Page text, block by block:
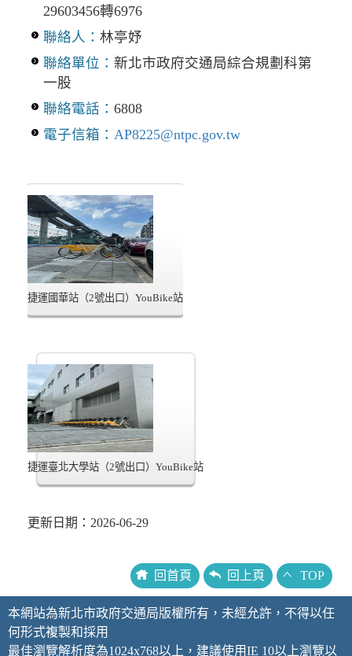
29603456轉6976
聯絡人： 林亭妤
聯絡單位： 新北市政府交通局綜合規劃科第
一股
聯絡電話： 6808
電子信箱： AP8225@ntpc.gov.tw
捷運國華站（2號出口）YouBike站
捷運臺北大學站（2號出口）YouBike站
更新日期：2026-06-29
回首頁 回上頁 TOP
本網站為新北市政府交通局版權所有，未經允許，不得以任
何形式複製和採用
最佳瀏覽解析度為1024x768以上，建議使用IE 10以上瀏覽以